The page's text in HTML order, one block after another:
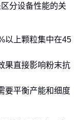
分设备性能的关
以上颗粒集中在45
果直接影响粉末抗
要平衡产能和细度